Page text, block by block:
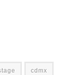
cdmx